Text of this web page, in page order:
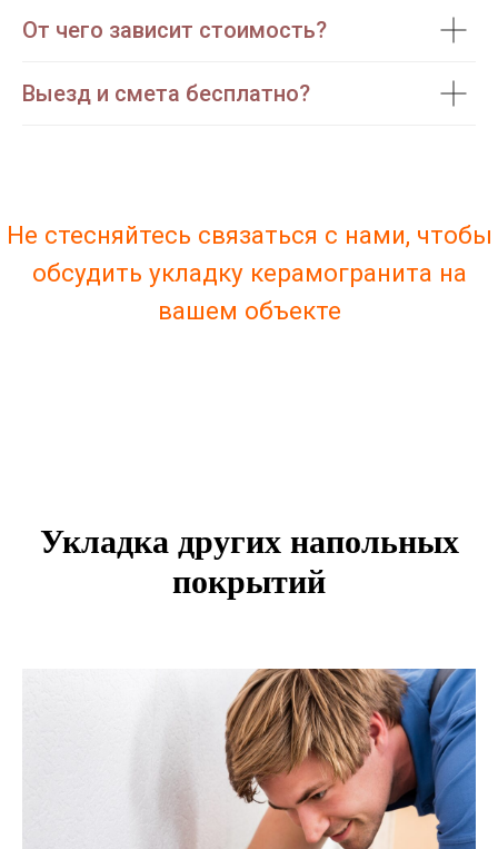
От чего зависит стоимость?
Выезд и смета бесплатно?
Укладка других напольных
покрытий